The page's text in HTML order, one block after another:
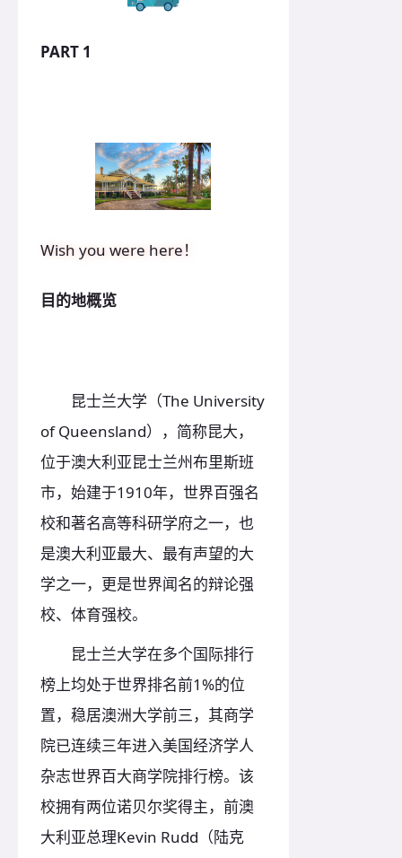
PART 1
Wish you were here！
目的地概览
昆士兰大学（The University
of Queensland），简称昆大，
位于澳大利亚昆士兰州布里斯班
市，始建于1910年，世界百强名
校和著名高等科研学府之一，也
是澳大利亚最大、最有声望的大
学之一，更是世界闻名的辩论强
校、体育强校。
昆士兰大学在多个国际排行
榜上均处于世界排名前1%的位
置，稳居澳洲大学前三，其商学
院已连续三年进入美国经济学人
杂志世界百大商学院排行榜。该
校拥有两位诺贝尔奖得主，前澳
大利亚总理Kevin Rudd（陆克